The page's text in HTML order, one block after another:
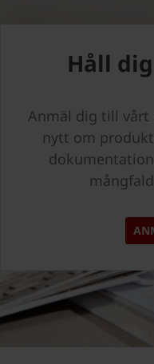
Håll
Anmäl dig till vårt
nytt om